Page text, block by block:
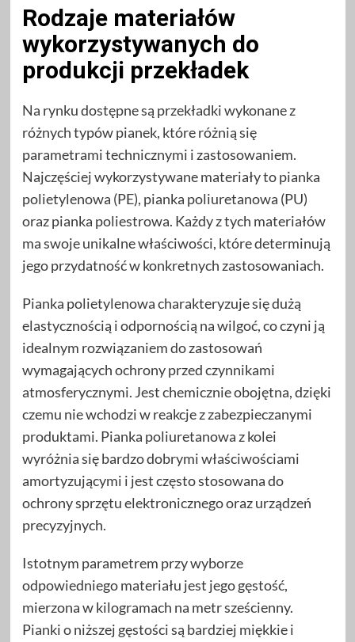
Rodzaje materiałów
wykorzystywanych do
produkcji przekładek
Na rynku dostępne są przekładki wykonane z
różnych typów pianek, które różnią się
parametrami technicznymi i zastosowaniem.
Najczęściej wykorzystywane materiały to pianka
polietylenowa (PE), pianka poliuretanowa (PU)
oraz pianka poliestrowa. Każdy z tych materiałów
ma swoje unikalne właściwości, które determinują
jego przydatność w konkretnych zastosowaniach.
Pianka polietylenowa charakteryzuje się dużą
elastycznością i odpornością na wilgoć, co czyni ją
idealnym rozwiązaniem do zastosowań
wymagających ochrony przed czynnikami
atmosferycznymi. Jest chemicznie obojętna, dzięki
czemu nie wchodzi w reakcje z zabezpieczanymi
produktami. Pianka poliuretanowa z kolei
wyróżnia się bardzo dobrymi właściwościami
amortyzującymi i jest często stosowana do
ochrony sprzętu elektronicznego oraz urządzeń
precyzyjnych.
Istotnym parametrem przy wyborze
odpowiedniego materiału jest jego gęstość,
mierzona w kilogramach na metr sześcienny.
Pianki o niższej gęstości są bardziej miękkie i